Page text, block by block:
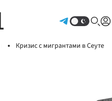
Кризис с мигрантами в Сеуте